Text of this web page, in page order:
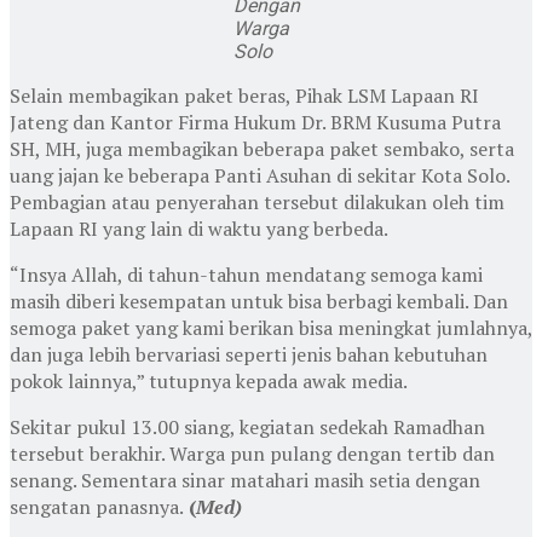
Dengan
Warga
Solo
Selain membagikan paket beras, Pihak LSM Lapaan RI
Jateng dan Kantor Firma Hukum Dr. BRM Kusuma Putra
SH, MH, juga membagikan beberapa paket sembako, serta
uang jajan ke beberapa Panti Asuhan di sekitar Kota Solo.
Pembagian atau penyerahan tersebut dilakukan oleh tim
Lapaan RI yang lain di waktu yang berbeda.
“Insya Allah, di tahun-tahun mendatang semoga kami
masih diberi kesempatan untuk bisa berbagi kembali. Dan
semoga paket yang kami berikan bisa meningkat jumlahnya,
dan juga lebih bervariasi seperti jenis bahan kebutuhan
pokok lainnya,” tutupnya kepada awak media.
Sekitar pukul 13.00 siang, kegiatan sedekah Ramadhan
tersebut berakhir. Warga pun pulang dengan tertib dan
senang. Sementara sinar matahari masih setia dengan
sengatan panasnya. (Med)